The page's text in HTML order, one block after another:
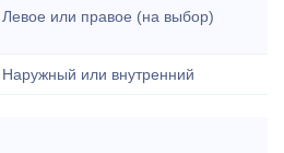
Левое или правое (на выбор)
Наружный или внутренний